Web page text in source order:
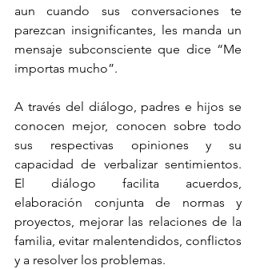
aun cuando sus conversaciones te
parezcan insignificantes, les manda un
mensaje subconsciente que dice “Me
importas mucho”.
A través del diálogo, padres e hijos se
conocen mejor, conocen sobre todo
sus respectivas opiniones y su
capacidad de verbalizar sentimientos.
El diálogo facilita acuerdos,
elaboración conjunta de normas y
proyectos, mejorar las relaciones de la
familia, evitar malentendidos, conflictos
y a resolver los problemas.